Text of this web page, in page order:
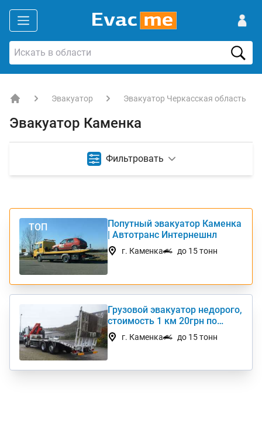
Эвакуатор Эвакуатор Черкасская область
Эвакуатор Каменка
Фильтровать
ТОП
Попутный эвакуатор Каменка
| Автотранс Интернешнл
г. Каменка до 15 тонн
Грузовой эвакуатор недорого,
стоимость 1 км 20грн по
Украине
г. Каменка до 15 тонн